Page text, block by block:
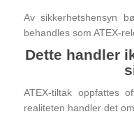
Av sikkerhetshensyn
behandles som
Dette handler
ATEX‑tiltak oppfattes
realiteten handler det